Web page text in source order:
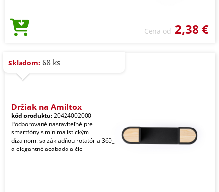
Cena od 2,38 €
Skladom: 68 ks
Držiak na Amiltox
kód produktu:20424002000
Podporované nastaviteľné pre
smartfóny s minimalistickým
dizajnom, so základňou rotatória 360_
a elegantné acabado a čie